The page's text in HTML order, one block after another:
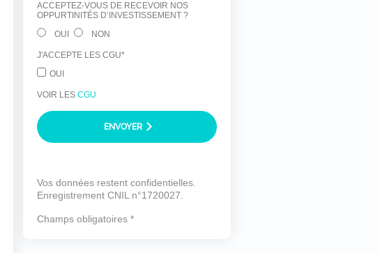
ACCEPTEZ-VOUS DE RECEVOIR NOS
OPPURTINITÉS D’INVESTISSEMENT ?
OUI
NON
J'ACCEPTE LES CGU*
OUI
VOIR LESCGU
ENVOYER
Vos données restent confidentielles.
Enregistrement CNIL n°1720027.
Champs obligatoires *